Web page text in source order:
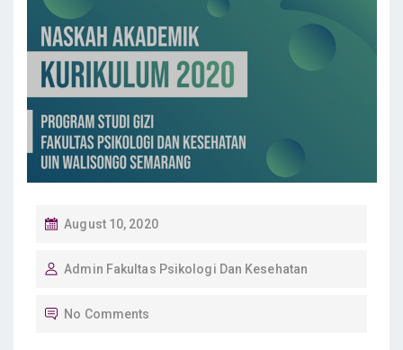
P
S
August 10, 2020
Admin Fakultas Psikologi Dan Kesehatan
No Comments